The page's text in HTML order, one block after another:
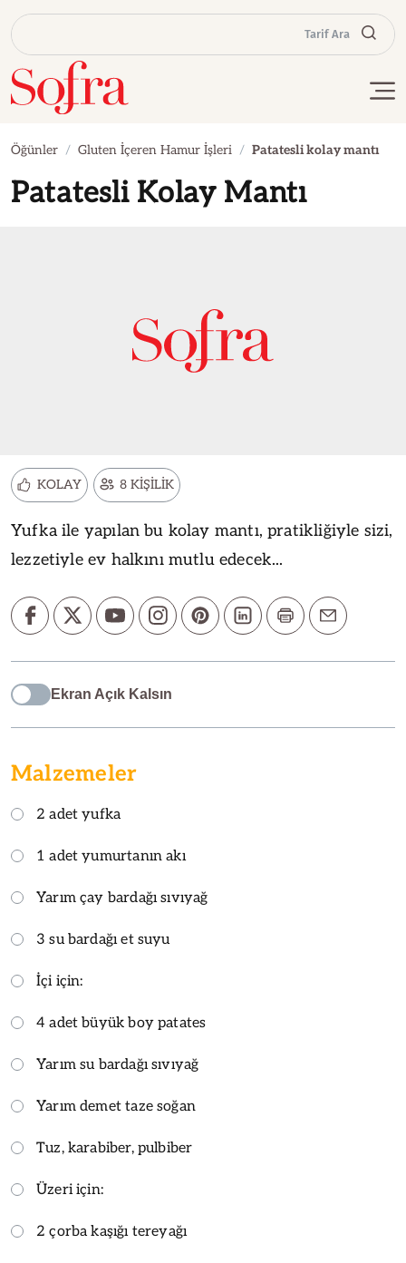
Tarif Ara
Öğünler Gluten İçeren Hamur İşleri Patatesli kolay mantı
Patatesli Kolay Mantı
KOLAY 8 KİŞİLİK
Yufka ile yapılan bu kolay mantı, pratikliğiyle sizi,
lezzetiyle ev halkını mutlu edecek...
Ekran Açık Kalsın
Malzemeler
2 adet yufka
1 adet yumurtanın akı
Yarım çay bardağı sıvıyağ
3 su bardağı et suyu
İçi için:
4 adet büyük boy patates
Yarım su bardağı sıvıyağ
Yarım demet taze soğan
Tuz, karabiber, pulbiber
Üzeri için:
2 çorba kaşığı tereyağı